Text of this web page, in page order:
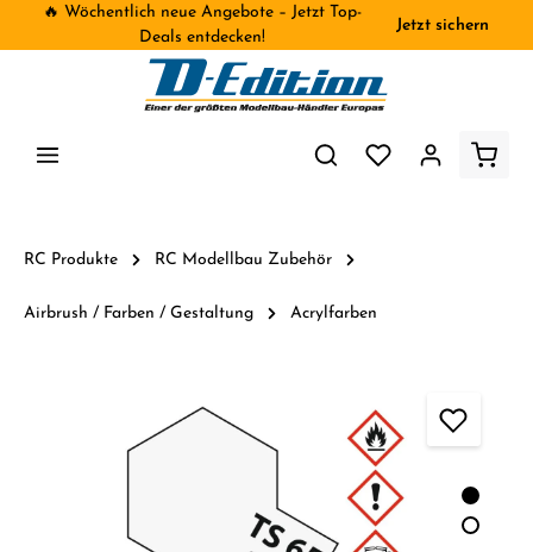
🔥 Wöchentlich neue Angebote – Jetzt Top-
Deals entdecken!
Jetzt sichern
RC Produkte RC Modellbau Zubehör
Airbrush / Farben / Gestaltung Acrylfarben